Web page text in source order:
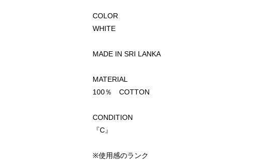
COLOR
WHITE
MADE IN SRI LANKA
MATERIAL
100％ COTTON
CONDITION
『C』
※使用感のランク